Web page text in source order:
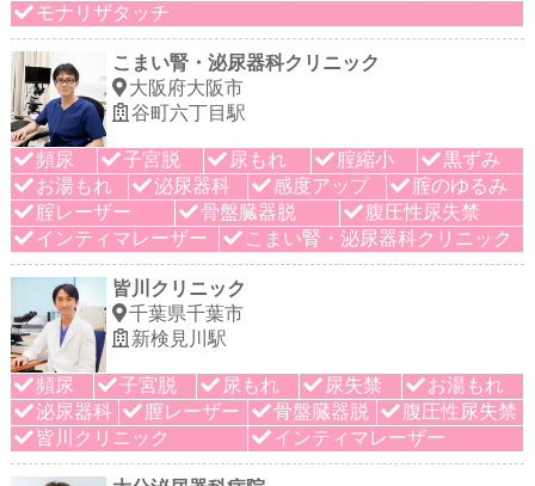
モナリザタッチ
こまい腎・泌尿器科クリニック
大阪府大阪市
谷町六丁目駅
頻尿 子宮脱 尿もれ 腟縮小
黒ずみ
お湯もれ
泌尿器科 感度アップ
腟のゆるみ
腟レーザー
骨盤臓器脱
腹圧性尿失禁
インティマレーザー
こまい腎・泌尿器科クリニック
皆川クリニック
千葉県千葉市
新検見川駅
頻尿 子宮脱 尿もれ 尿失禁
お湯もれ
泌尿器科
膣レーザー 骨盤臓器脱
腹圧性尿失禁
皆川クリニック
インティマレーザー